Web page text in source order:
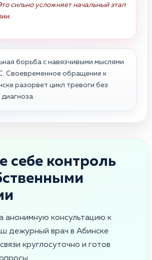
сильно усложняет начальный этап
борьба с навязчивыми мыслями
Своевременное обращение к
разорвет цикл тревоги без
диагноза.
себе контроль
анонимную консультацию к
дежурный врач в Абинске
круглосуточно и готов